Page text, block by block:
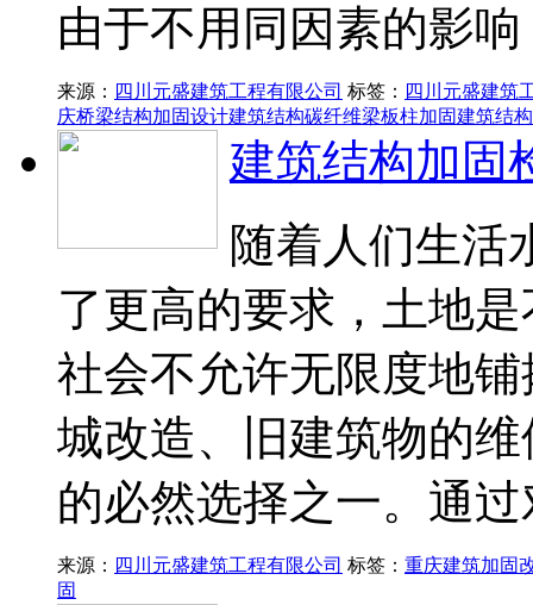
由于不用同因素的影
来源： 四川元盛建筑工程有限公司 标签： 四川元盛建筑
庆桥梁结构加固设计建筑结构碳纤维梁板柱加固建筑结
建筑结构加固
随着人们生活
了更高的要求，土地
社会不允许无限度地
城改造、旧建筑物的
的必然选择之一。通
来源： 四川元盛建筑工程有限公司 标签： 重庆建筑加固
固